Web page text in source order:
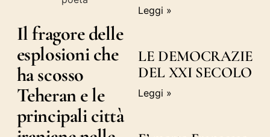
Il fragore delle
esplosioni che
ha scosso
Teheran e le
principali città
Leggi »
LE DEMOCRAZIE
DEL XXI SECOLO
Leggi »